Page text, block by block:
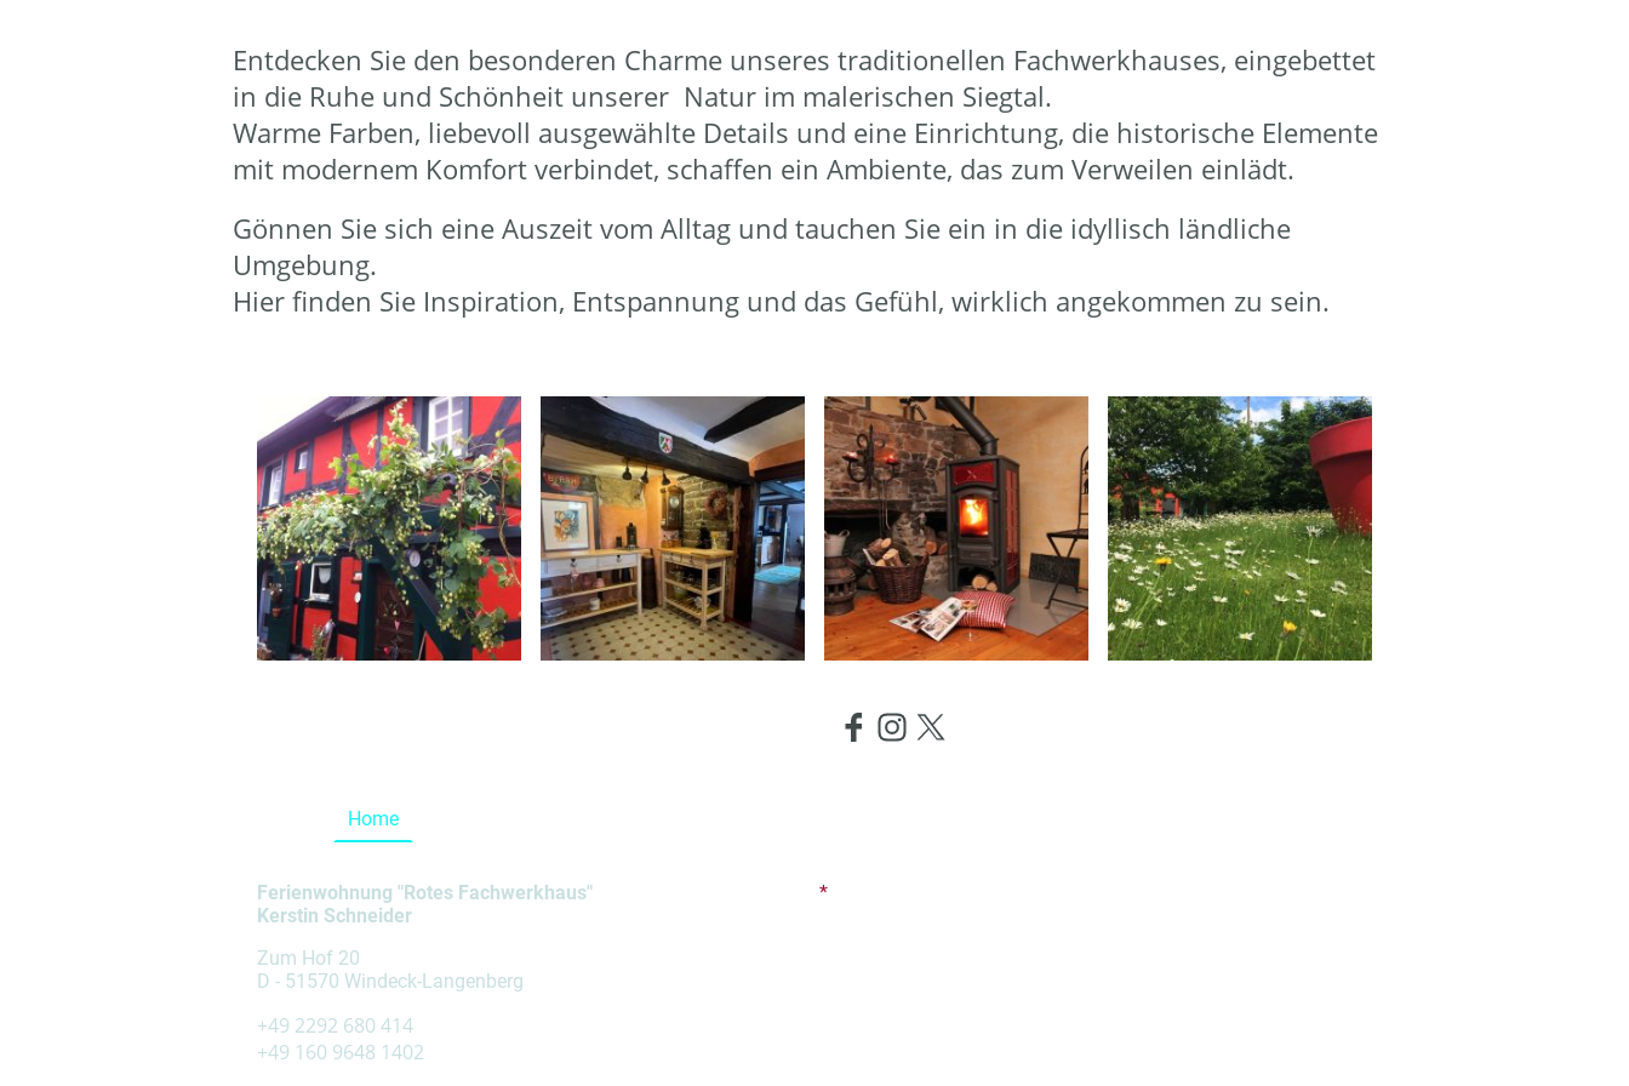
Entdecken Sie den besonderen Charme unseres traditionellen Fachwerkhauses, eingebettet
in die Ruhe und Schönheit unserer Natur im malerischen Siegtal.
Warme Farben, liebevoll ausgewählte Details und eine Einrichtung, die historische Elemente
mit modernem Komfort verbindet, schaffen ein Ambiente, das zum Verweilen einlädt.
Gönnen Sie sich eine Auszeit vom Alltag und tauchen Sie ein in die idyllisch ländliche
Umgebung.
Hier finden Sie Inspiration, Entspannung und das Gefühl, wirklich angekommen zu sein.
Home
Ferienwohnung "Rotes Fachwerkhaus"
Kerstin Schneider
Zum Hof 20
D - 51570 Windeck-Langenberg
+49 2292 680 414
+49 160 9648 1402
*